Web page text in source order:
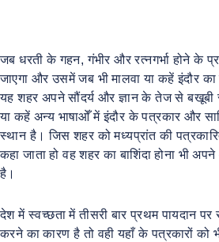
जब धरती के गहन, गंभीर और रत्नगर्भा होने के
जाएगा और उसमें जब भी मालवा या कहें इंदौर
यह शहर अपने सौंदर्य और ज्ञान के तेज से बखूबी
या कहें अन्य भाषाओँ में इंदौर के पत्रकार और
स्थान है। जिस शहर को मध्यप्रांत की
कहा जाता हो वह शहर का बाशिंदा होना भी
है।
देश में स्वच्छता में तीसरी बार प्रथम पायदान पर
करने का कारण है तो वही यहाँ के पत्रकारों को